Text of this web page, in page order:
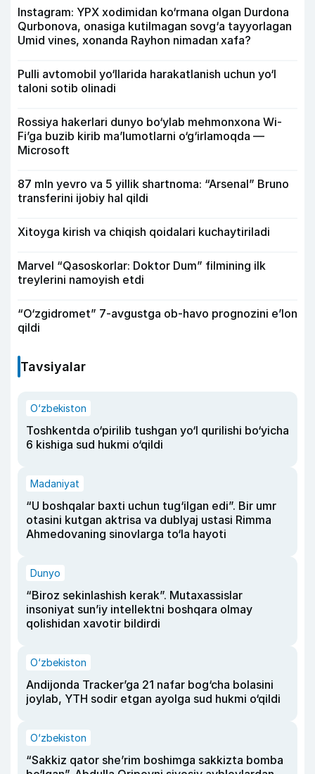
Instagram: YPX xodimidan ko‘rmana olgan Durdona
Qurbonova, onasiga kutilmagan sovg‘a tayyorlagan
Umid vines, xonanda Rayhon nimadan xafa?
Pulli avtomobil yo‘llarida harakatlanish uchun yo‘l
taloni sotib olinadi
Rossiya hakerlari dunyo bo‘ylab mehmonxona Wi-
Fi’ga buzib kirib ma’lumotlarni o‘g‘irlamoqda —
Microsoft
87 mln yevro va 5 yillik shartnoma: “Arsenal” Bruno
transferini ijobiy hal qildi
Xitoyga kirish va chiqish qoidalari kuchaytiriladi
Marvel “Qasoskorlar: Doktor Dum” filmining ilk
treylerini namoyish etdi
“O‘zgidromet” 7-avgustga ob-havo prognozini e’lon
qildi
Tavsiyalar
O‘zbekiston
Toshkentda o‘pirilib tushgan yo‘l qurilishi bo‘yicha
6 kishiga sud hukmi o‘qildi
Madaniyat
“U boshqalar baxti uchun tug‘ilgan edi”. Bir umr
otasini kutgan aktrisa va dublyaj ustasi Rimma
Ahmedovaning sinovlarga to‘la hayoti
Dunyo
“Biroz sekinlashish kerak”. Mutaxassislar
insoniyat sun’iy intellektni boshqara olmay
qolishidan xavotir bildirdi
O‘zbekiston
Andijonda Tracker’ga 21 nafar bog‘cha bolasini
joylab, YTH sodir etgan ayolga sud hukmi o‘qildi
O‘zbekiston
“Sakkiz qator she’rim boshimga sakkizta bomba